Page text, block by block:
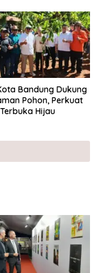
Bandung Dukung
Pohon, Perkuat
Hijau